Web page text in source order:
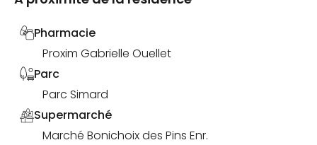
Pharmacie
Proxim Gabrielle Ouellet
Parc
Parc Simard
Supermarché
Marché Bonichoix des Pins Enr.